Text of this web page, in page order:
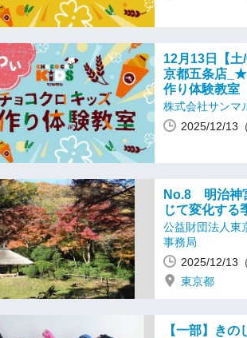
12月13日【土
京都五条店
作り体験教室
株式会社サンマ
2025/12/13（
No.8 明治神
じて変化する
公益財団法人東
事務局
2025/12/13（
東京都
【一部】き